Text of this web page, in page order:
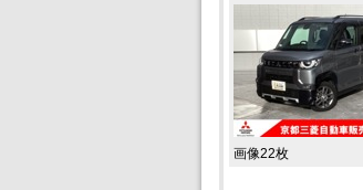
画像22枚